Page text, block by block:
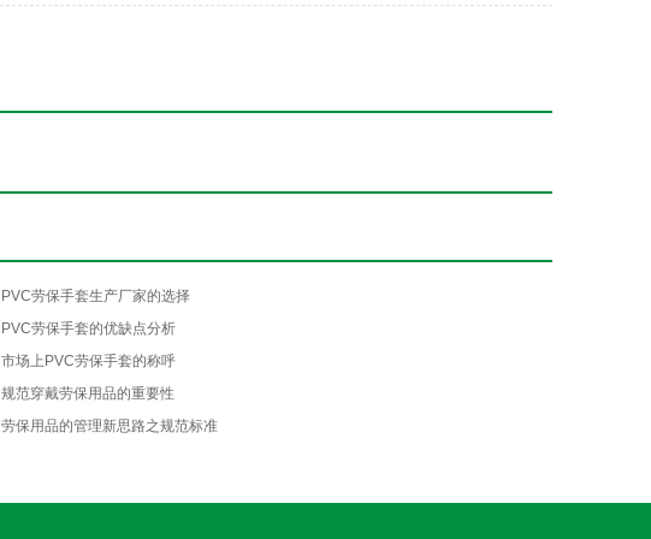
PVC劳保手套生产厂家的选择
PVC劳保手套的优缺点分析
市场上PVC劳保手套的称呼
规范穿戴劳保用品的重要性
劳保用品的管理新思路之规范标准